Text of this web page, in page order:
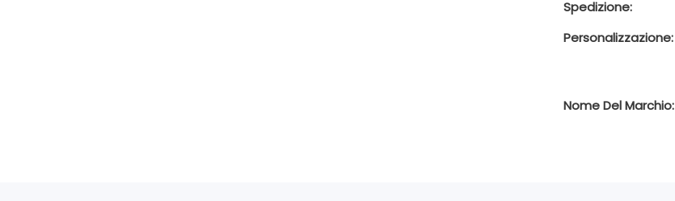
Spedizione:
Personalizzazione:
Nome Del Marchio: